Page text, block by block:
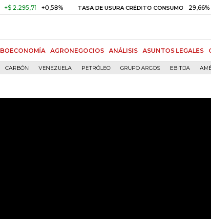
+0,58% TASA DE USURA CRÉDITO CONSUMO 29,66%
AGRONEGOCIOS ANÁLISIS ASUNTOS LEGALES
CARBÓN VENEZUELA PETRÓLEO GRUPO ARGOS EBITDA